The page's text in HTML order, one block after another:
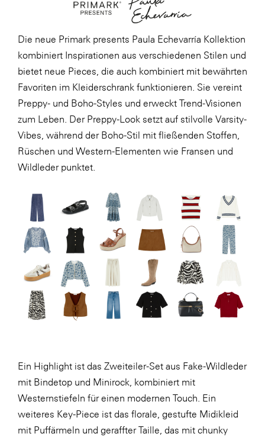
OptimaMed
PAGRO
PHH Rechtsanwält:innen
Primark
Salesforce
sebamed
SeneCura
SERVICE&MORE
Somfy
Sony DADC
SPIEGLTEC
STIHL Tirol
Trend Micro
TAG GmbH
Wirtschaftskammer Salzburg
WKS Fachgruppe Fahrzeughandel und
WKS Fachgruppe Finanzdienstleister
Die neue Primark presents Paula Echevarría Kollektion
kombiniert Inspirationen aus verschiedenen Stilen und
bietet neue Pieces, die auch kombiniert mit bewährten
Favoriten im Kleiderschrank funktionieren. Sie vereint
Preppy- und Boho-Styles und erweckt Trend-Visionen
zum Leben. Der Preppy-Look setzt auf stilvolle Varsity-
Vibes, während der Boho-Stil mit fließenden Stoffen,
Rüschen und Western-Elementen wie Fransen und
Wildleder punktet.
Ein Highlight ist das Zweiteiler-Set aus Fake-Wildleder
mit Bindetop und Minirock, kombiniert mit
Westernstiefeln für einen modernen Touch. Ein
weiteres Key-Piece ist das florale, gestufte Midikleid
mit Puffärmeln und geraffter Taille, das mit chunky